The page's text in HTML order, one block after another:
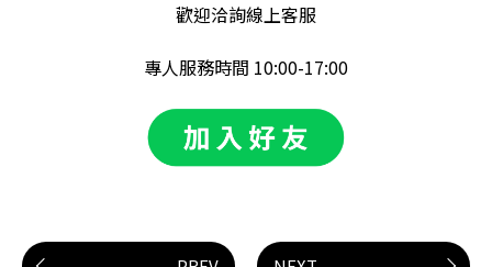
歡迎洽詢線上客服
專人服務時間 10:00-17:00